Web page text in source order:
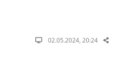
02.05.2024, 20:24